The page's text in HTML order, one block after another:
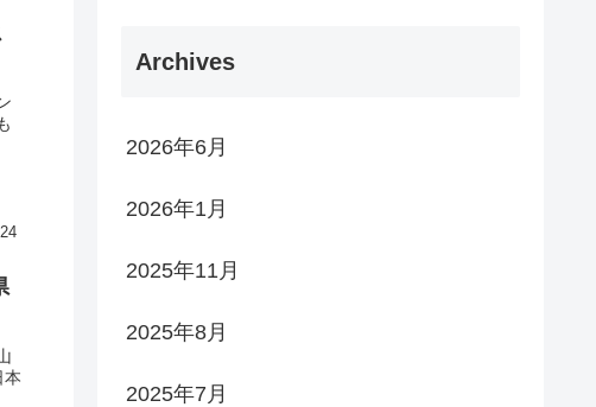
本
Archives
2026年6月
2026年1月
2025年11月
2025年8月
2025年7月